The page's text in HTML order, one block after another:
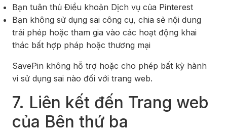
Bạn tuân thủ Điều khoản Dịch vụ của Pinterest
Bạn không sử dụng sai công cụ, chia sẻ nội dung
trái phép hoặc tham gia vào các hoạt động khai
thác bất hợp pháp hoặc thương mại
SavePin không hỗ trợ hoặc cho phép bất kỳ hành
vi sử dụng sai nào đối với trang web.
7. Liên kết đến Trang web
của Bên thứ ba